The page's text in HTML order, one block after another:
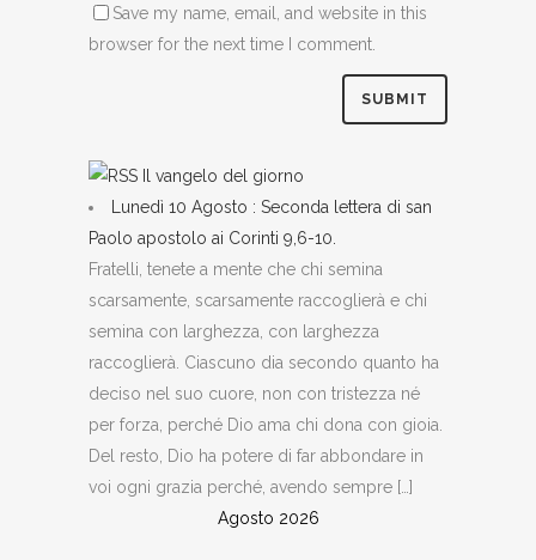
Save my name, email, and website in this
browser for the next time I comment.
Il vangelo del giorno
Lunedì 10 Agosto : Seconda lettera di san
Paolo apostolo ai Corinti 9,6-10.
Fratelli, tenete a mente che chi semina
scarsamente, scarsamente raccoglierà e chi
semina con larghezza, con larghezza
raccoglierà. Ciascuno dia secondo quanto ha
deciso nel suo cuore, non con tristezza né
per forza, perché Dio ama chi dona con gioia.
Del resto, Dio ha potere di far abbondare in
voi ogni grazia perché, avendo sempre […]
Agosto 2026